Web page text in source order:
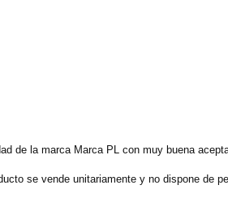
de la marca Marca PL con muy buena
se vende unitariamente y no dispone de